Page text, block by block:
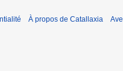
À propos de Catallaxia